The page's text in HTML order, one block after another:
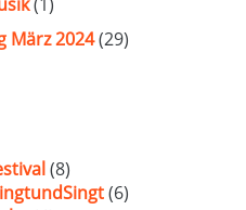
März 2024(29)
(8)
(6)